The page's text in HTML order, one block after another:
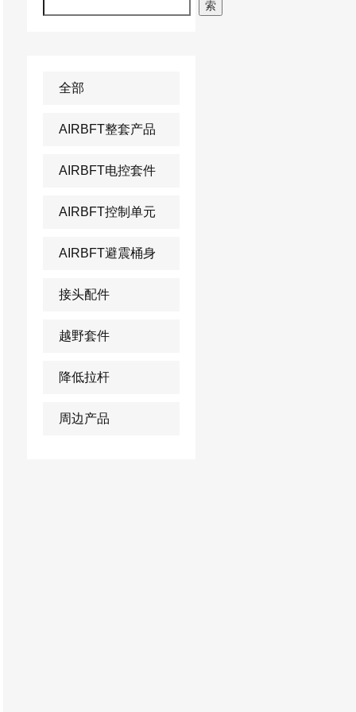
索
全部
AIRBFT整套产品
AIRBFT电控套件
AIRBFT控制单元
AIRBFT避震桶身
接头配件
越野套件
降低拉杆
周边产品